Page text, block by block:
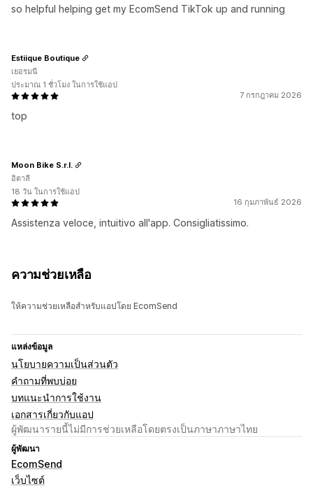
so helpful helping get my EcomSend TikTok up and running
7 กรกฎาคม 2026
top
Estiique Boutique
เยอรมนี
ประมาณ 1 ชั่วโมง ในการใช้แอป
16 กุมภาพันธ์ 2026
Assistenza veloce, intuitivo all'app. Consigliatissimo.
Moon Bike S.r.l.
อิตาลี
18 วัน ในการใช้แอป
ความช่วยเหลือ
ให้ความช่วยเหลือสำหรับแอปโดย EcomSend
แหล่งข้อมูล
นโยบายความเป็นส่วนตัว
คำถามที่พบบ่อย
บทแนะนำการใช้งาน
เอกสารเกี่ยวกับแอป
ผู้พัฒนารายนี้ไม่มีการช่วยเหลือโดยตรงเป็นภาษาภาษาไทย
ผู้พัฒนา
EcomSend
เว็บไซต์